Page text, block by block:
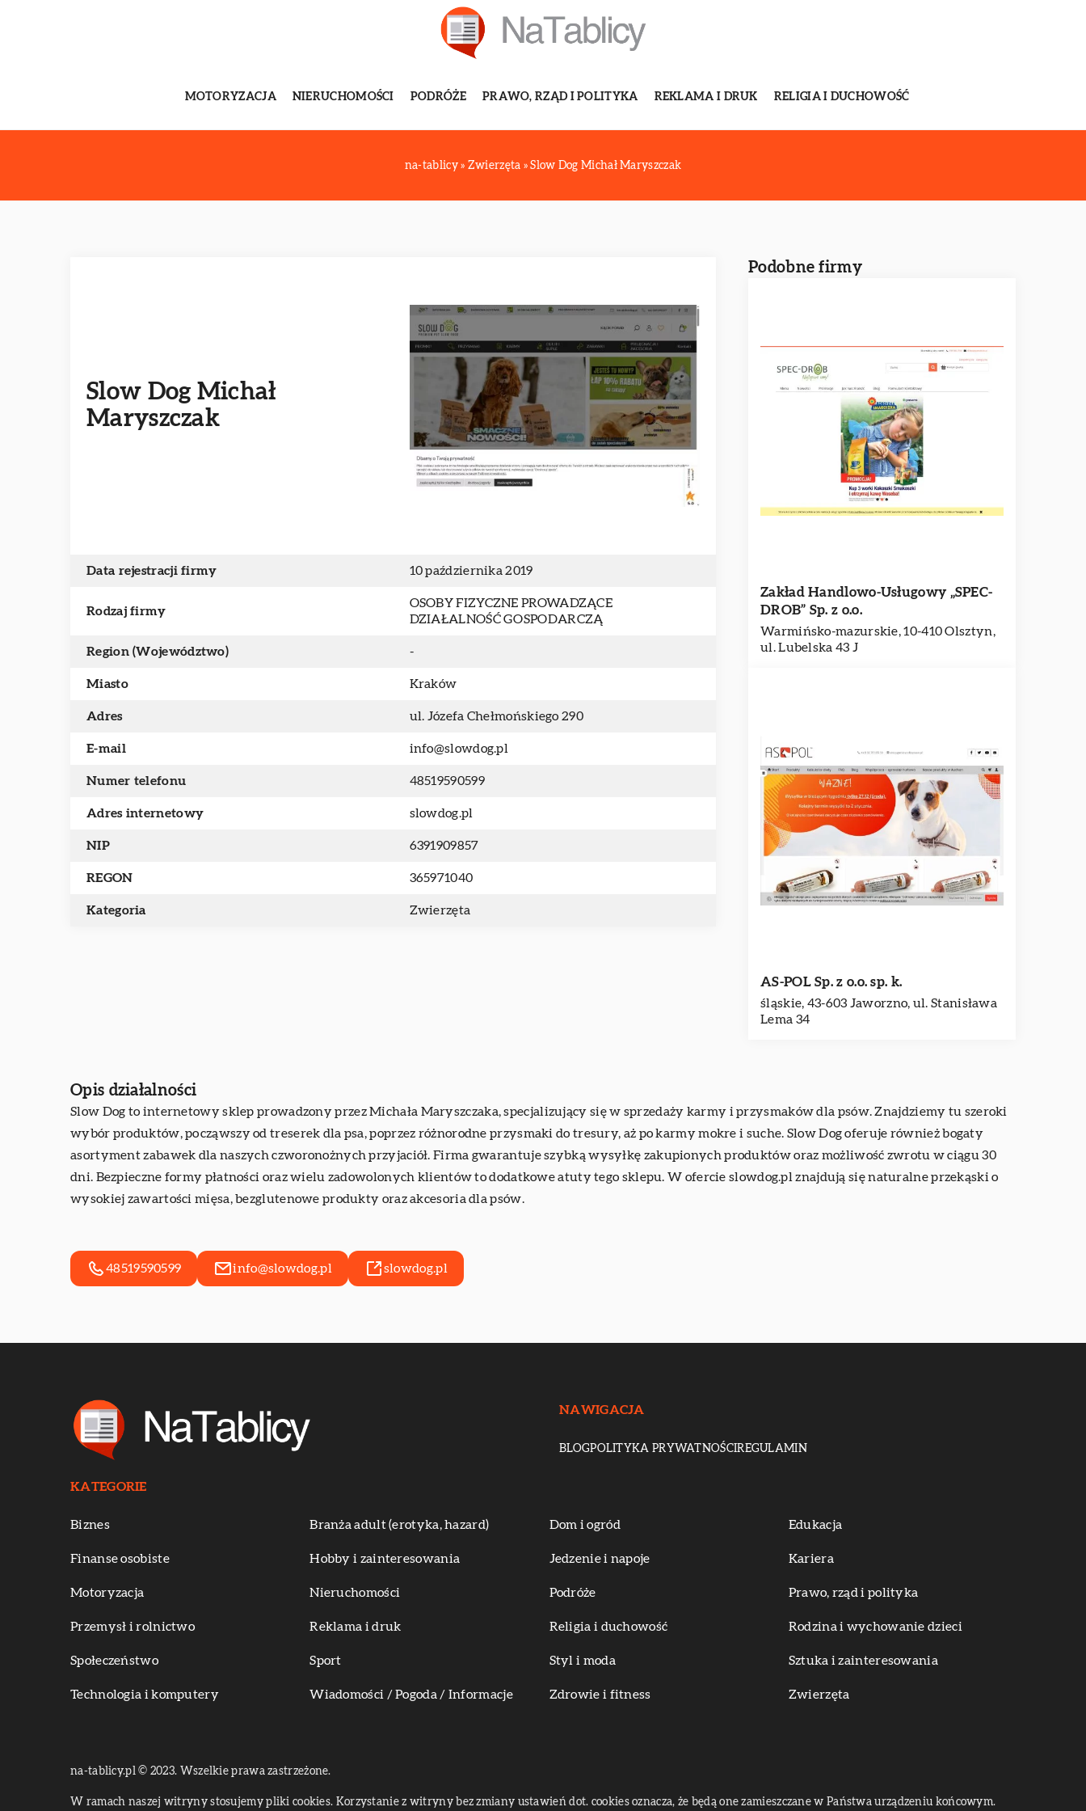
MOTORYZACJA NIERUCHOMOŚCI PODRÓŻE PRAWO, RZĄD I POLITYKA REKLAMA I DRUK RELIGIA I DUCHOWOŚĆ
na-tablicy» Zwierzęta »Slow Dog Michał Maryszczak
Slow Dog Michał
Maryszczak
Data rejestracji firmy 10 października 2019
Rodzaj firmy
OSOBY FIZYCZNE PROWADZĄCE
DZIAŁALNOŚĆ GOSPODARCZĄ
Region (Województwo) -
Miasto Kraków
Adres ul. Józefa Chełmońskiego 290
E-mail info@slowdog.pl
Numer telefonu 48519590599
Adres internetowy slowdog.pl
NIP 6391909857
REGON 365971040
Kategoria Zwierzęta
Podobne firmy
Zakład Handlowo-Usługowy „SPEC-
DROB” Sp. z o.o.
Warmińsko-mazurskie, 10-410 Olsztyn,
ul. Lubelska 43 J
AS-POL Sp. z o.o. sp. k.
śląskie, 43-603 Jaworzno, ul. Stanisława
Lema 34
Opis działalności
Slow Dog to internetowy sklep prowadzony przez Michała Maryszczaka, specjalizujący się w sprzedaży karmy i przysmaków dla psów. Znajdziemy tu szeroki
wybór produktów, począwszy od treserek dla psa, poprzez różnorodne przysmaki do tresury, aż po karmy mokre i suche. Slow Dog oferuje również bogaty
asortyment zabawek dla naszych czworonożnych przyjaciół. Firma gwarantuje szybką wysyłkę zakupionych produktów oraz możliwość zwrotu w ciągu 30
dni. Bezpieczne formy płatności oraz wielu zadowolonych klientów to dodatkowe atuty tego sklepu. W ofercie slowdog.pl znajdują się naturalne przekąski o
wysokiej zawartości mięsa, bezglutenowe produkty oraz akcesoria dla psów.
48519590599 info@slowdog.pl slowdog.pl
NAWIGACJA
BLOGPOLITYKA PRYWATNOŚCIREGULAMIN
KATEGORIE
Biznes Branża adult (erotyka, hazard) Dom i ogród Edukacja
Finanse osobiste Hobby i zainteresowania Jedzenie i napoje Kariera
Motoryzacja Nieruchomości Podróże Prawo, rząd i polityka
Przemysł i rolnictwo Reklama i druk Religia i duchowość Rodzina i wychowanie dzieci
Społeczeństwo Sport Styl i moda Sztuka i zainteresowania
Technologia i komputery Wiadomości / Pogoda / Informacje Zdrowie i fitness Zwierzęta
na-tablicy.pl © 2023. Wszelkie prawa zastrzeżone.
W ramach naszej witryny stosujemy pliki cookies. Korzystanie z witryny bez zmiany ustawień dot. cookies oznacza, że będą one zamieszczane w Państwa urządzeniu końcowym.